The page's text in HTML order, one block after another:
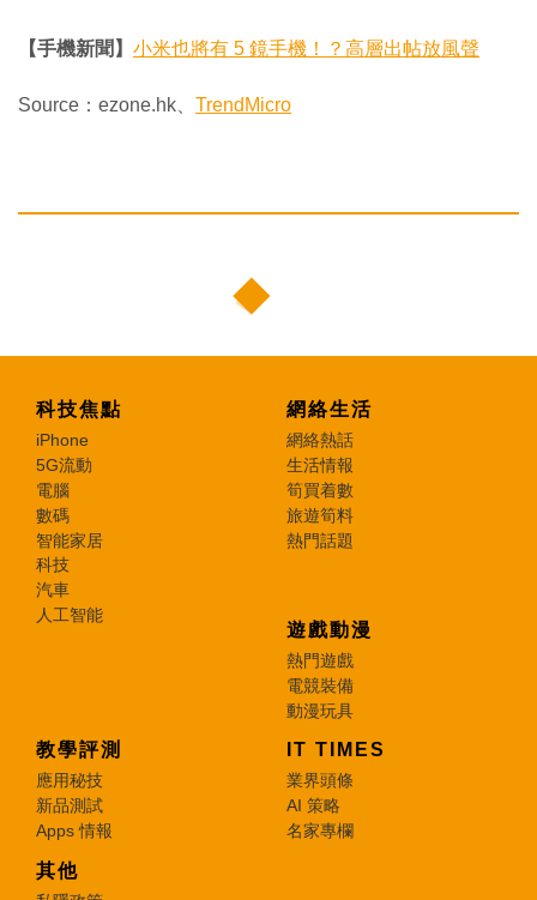
【手機新聞】 小米也將有 5 鏡手機！？高層出帖放風聲
Source：ezone.hk、 TrendMicro
科技焦點
iPhone
5G流動
電腦
數碼
智能家居
科技
汽車
人工智能
網絡生活
網絡熱話
生活情報
筍買着數
旅遊筍料
熱門話題
遊戲動漫
熱門遊戲
電競裝備
動漫玩具
教學評測
應用秘技
新品測試
Apps 情報
IT TIMES
業界頭條
AI 策略
名家專欄
其他